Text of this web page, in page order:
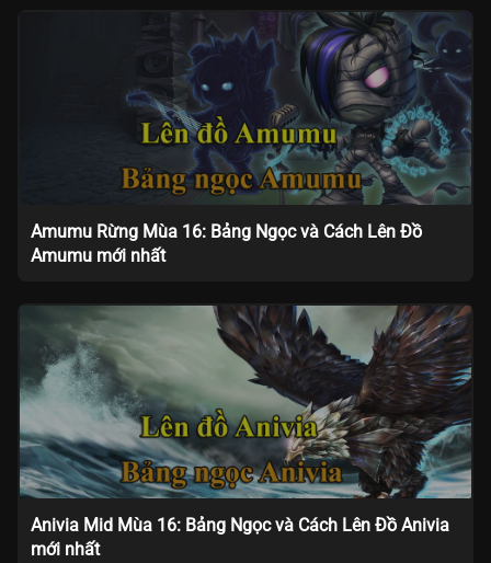
Amumu Rừng Mùa 16: Bảng Ngọc và Cách Lên Đồ
Amumu mới nhất
Anivia Mid Mùa 16: Bảng Ngọc và Cách Lên Đồ Anivia
mới nhất